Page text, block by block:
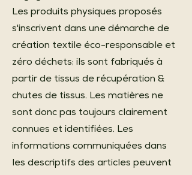
Les produits physiques proposés
s'inscrivent dans une démarche de
création textile éco-responsable et
zéro déchets; ils sont fabriqués à
partir de tissus de récupération &
chutes de tissus. Les matières ne
sont donc pas toujours clairement
connues et identifiées. Les
informations communiquées dans
les descriptifs des articles peuvent